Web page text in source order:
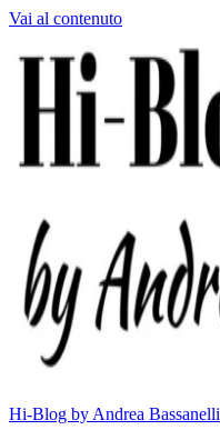
Vai al contenuto
Hi-Blog by Andrea Bassanelli